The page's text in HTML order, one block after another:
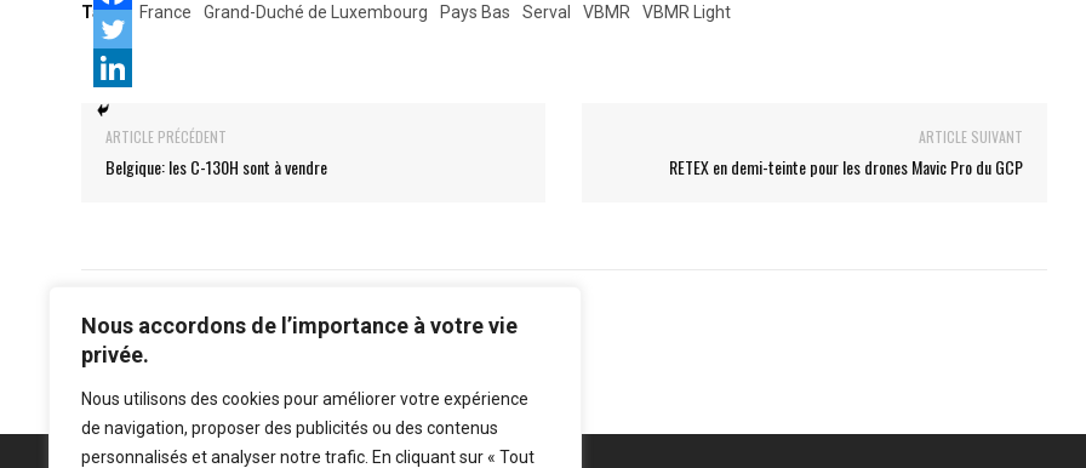
Nous accordons de l’importance à votre vie
privée.
Nous utilisons des cookies pour améliorer votre expérience
de navigation, proposer des publicités ou des contenus
personnalisés et analyser notre trafic. En cliquant sur « Tout
Tags: France Grand-Duché de Luxembourg Pays Bas Serval VBMR VBMR Light
ARTICLE PRÉCÉDENT
Belgique: les C-130H sont à vendre
ARTICLE SUIVANT
RETEX en demi-teinte pour les drones Mavic Pro du GCP